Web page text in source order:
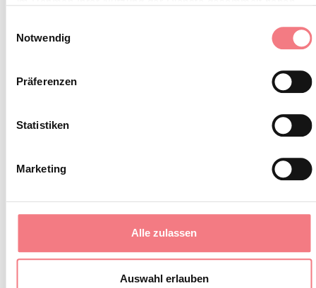
Notwendig
Präferenzen
Statistiken
Marketing
Alle zulassen
Auswahl erlauben
Olympia delle Tofane
Socrepes
BLEIBEN SIE IN
KONTAKT